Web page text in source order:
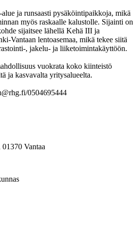
ja runsaasti pysäköintipaikkoja, mikä
myös raskaalle kalustolle. Sijainti on
sijaitsee lähellä Kehä III ja
Vantaan lentoasemaa, mikä tekee siitä
, jakelu- ja liiketoimintakäyttöön.
vuokrata koko kiinteistö
ja kasvavalta yritysalueelta.
0504695444
01370 Vantaa